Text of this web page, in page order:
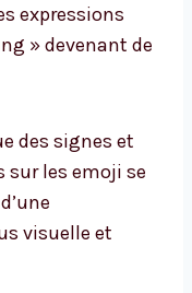
expressions
» devenant de
des signes et
sur les emoji se
visuelle et